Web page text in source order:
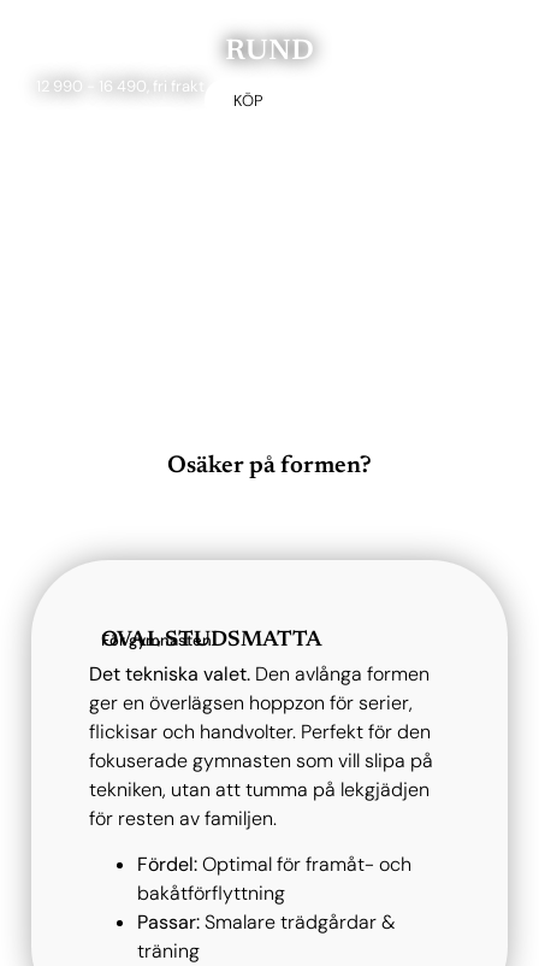
RUND
12 990 - 16 490, fri frakt
KÖP
Osäker på formen?
OVAL STUDSMATTA
För gymnasten
Det tekniska valet. Den avlånga formen
ger en överlägsen hoppzon för serier,
flickisar och handvolter. Perfekt för den
fokuserade gymnasten som vill slipa på
tekniken, utan att tumma på lekgjädjen
för resten av familjen.
Fördel:Optimal för framåt- och
bakåtförflyttning
Passar:Smalare trädgårdar &
träning